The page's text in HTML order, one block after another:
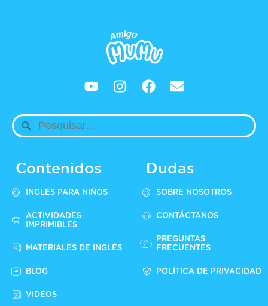
Contenidos
INGLÉS PARA NIÑOS
ACTIVIDADES
IMPRIMIBLES
MATERIALES DE INGLÉS
BLOG
VIDEOS
Dudas
SOBRE NOSOTROS
CONTÁCTANOS
PREGUNTAS
FRECUENTES
POLÍTICA DE PRIVACIDAD